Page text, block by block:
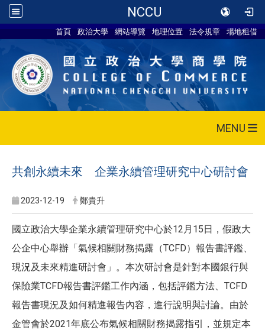
NCCU
首頁 政治大學 網站導覽 地理位置 法令規章 場地租借
MENU
共創永續未來 企業永續管理研究中心研討會
2023-12-19 鄭貴升
國立政治大學企業永續管理研究中心於12月15日，假政大
公企中心舉辦「氣候相關財務揭露（TCFD）報告書評鑑、
現況及未來精進研討會」。本次研討會是針對本國銀行與
保險業TCFD報告書評鑑工作內涵，包括評鑑方法、TCFD
報告書現況及如何精進報告內容，進行說明與討論。由於
金管會於2021年底公布氣候相關財務揭露指引，並規定本